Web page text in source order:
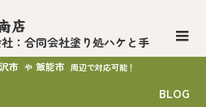
店
：合同会社塗り処ハケと手
市 や 飯能市 周辺で対応可能！
BLOG